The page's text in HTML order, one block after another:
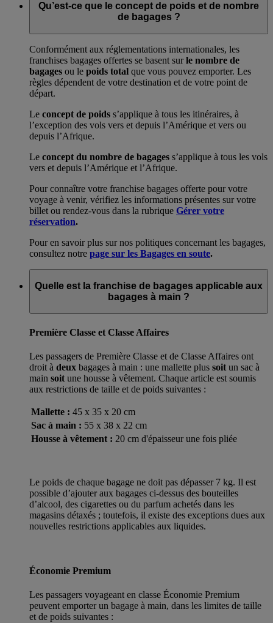
Qu’est-ce que le concept de poids et de nombre
de bagages ?
Conformément aux réglementations internationales, les
franchises bagages offertes se basent surle nombre de
bagages ou le poids total que vous pouvez emporter. Les
règles dépendent de votre destination et de votre point de
départ.
Le concept de poids s’applique à tous les itinéraires, à
l’exception des vols vers et depuis l’Amérique et vers ou
depuis l’Afrique.
Le concept du nombre de bagages s’applique à tous les vols
vers et depuis l’Amérique et l’Afrique.
Pour connaître votre franchise bagages offerte pour votre
voyage à venir, vérifiez les informations présentes sur votre
billet ou rendez-vous dans la rubrique Gérer votre
réservation.
Pour en savoir plus sur nos politiques concernant les bagages,
consultez notre page sur les Bagages en soute.
Quelle est la franchise de bagages applicable aux
bagages à main ?
Première Classe et Classe Affaires
Les passagers de Première Classe et de Classe Affaires ont
droit à deux bagages à main : une mallette plus soit un sac à
main soit une housse à vêtement. Chaque article est soumis
aux restrictions de taille et de poids suivantes :
Mallette : 45 x 35 x 20 cm
Sac à main : 55 x 38 x 22 cm
Housse à vêtement : 20 cm d'épaisseur une fois pliée
Le poids de chaque bagage ne doit pas dépasser 7 kg. Il est
possible d’ajouter aux bagages ci-dessus des bouteilles
d’alcool, des cigarettes ou du parfum achetés dans les
magasins détaxés ; toutefois, il existe des exceptions dues aux
nouvelles restrictions applicables aux liquides.
Économie Premium
Les passagers voyageant en classe Économie Premium
peuvent emporter un bagage à main, dans les limites de taille
et de poids suivantes :